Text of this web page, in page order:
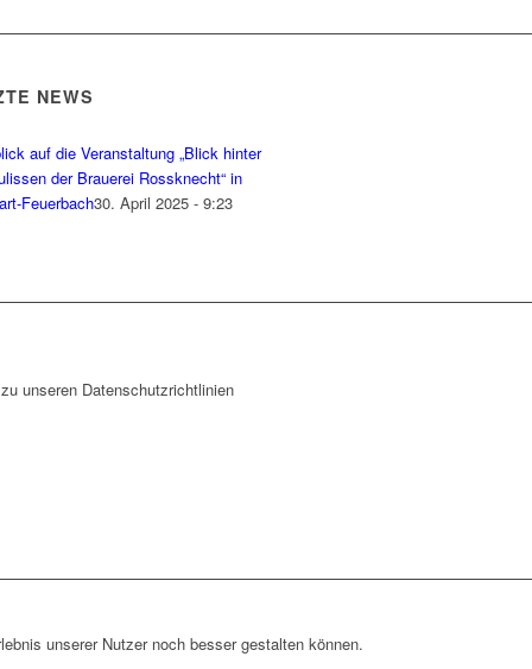
NEWS
auf die Veranstaltung „Blick hinter
der Brauerei Rossknecht“ in
Feuerbach30. April 2025 - 9:23
unseren Datenschutzrichtlinien
unserer Nutzer noch besser gestalten können.